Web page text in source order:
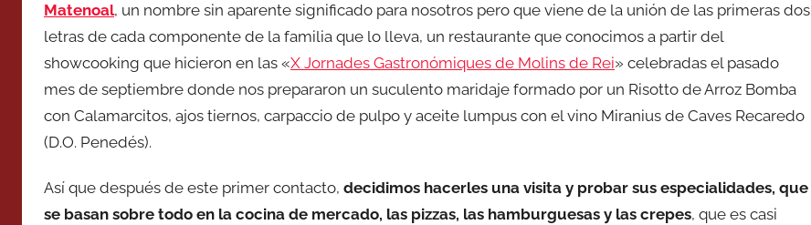
Matenoal, un nombre sin aparente significado para nosotros pero que viene de la unión de las primeras dos
letras de cada componente de la familia que lo lleva, un restaurante que conocimos a partir del
showcooking que hicieron en las «X Jornades Gastronómiques de Molins de Rei» celebradas el pasado
mes de septiembre donde nos prepararon un suculento maridaje formado por un Risotto de Arroz Bomba
con Calamarcitos, ajos tiernos, carpaccio de pulpo y aceite lumpus con el vino Miranius de Caves Recaredo
(D.O. Penedés).
Así que después de este primer contacto, decidimos hacerles una visita y probar sus especialidades, que
se basan sobre todo en la cocina de mercado, las pizzas, las hamburguesas y las crepes, que es casi